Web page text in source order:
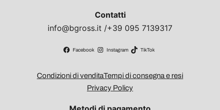
Contatti
info@bgross.it /+39 095 7139317
Facebook Instagram TikTok
Condizioni di venditaTempi di consegna e resi
Privacy Policy